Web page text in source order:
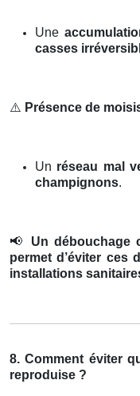
Une
casses
⚠️ Présence de
Un réseau mal
champignons.
📢
Un débouchage
permet d’éviter ces
installations
8. Comment éviter
reproduise ?